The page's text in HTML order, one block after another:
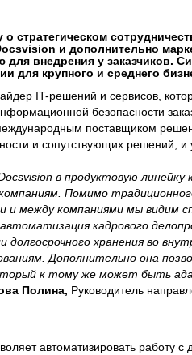
стратегическом
и дополнительно
для внедрения у заказчиков.
для крупного и среднего
IT-решений и сервисов,
безопасности
поставщиком
и сопутствующих решений, и
в продуктовую линейку
Помимо
и между компаниями мы видим
кадрового
долгосрочного хранения во
Дополнительно она
к тому же может быть
Полина, Руководитель
автоматизировать работу с